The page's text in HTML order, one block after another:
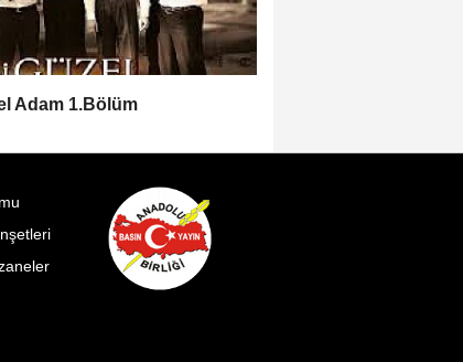
Adam 1.Bölüm